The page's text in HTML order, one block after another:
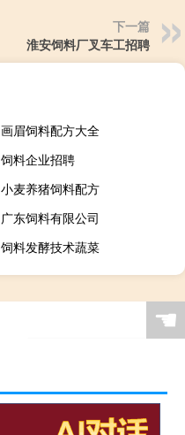
下一篇
淮安饲料厂叉车工招聘
画眉饲料配方大全
饲料企业招聘
小麦养猪饲料配方
广东饲料有限公司
饲料发酵技术蔬菜
☚